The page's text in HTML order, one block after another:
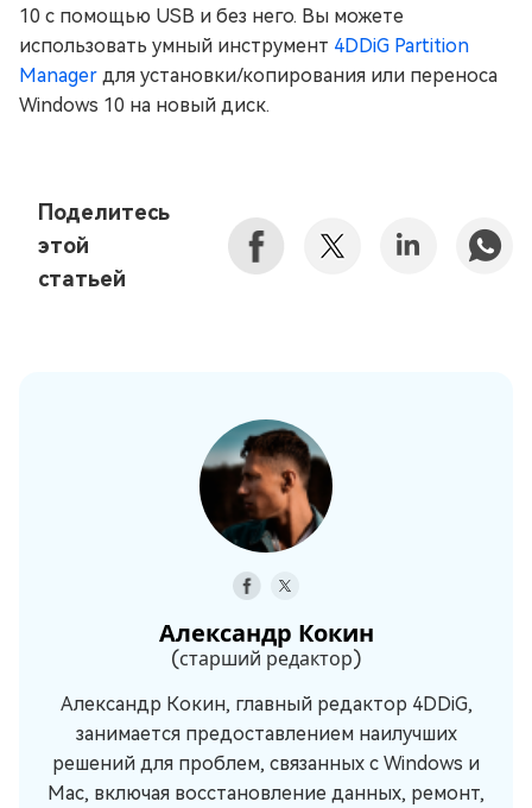
10 с помощью USB и без него. Вы можете
использовать умный инструмент 4DDiG Partition
Manager для установки/копирования или переноса
Windows 10 на новый диск.
Поделитесь
этой
статьей
Александр Кокин
(старший редактор)
Александр Кокин, главный редактор 4DDiG,
занимается предоставлением наилучших
решений для проблем, связанных с Windows и
Mac, включая восстановление данных, ремонт,